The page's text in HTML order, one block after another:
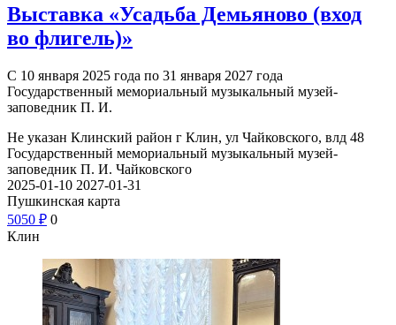
Выставка «Усадьба Демьяново (вход
во флигель)»
С 10 января 2025 года по 31 января 2027 года
Государственный мемориальный музыкальный музей-
заповедник П. И.
Не указан Клинский район г Клин, ул Чайковского, влд 48
Государственный мемориальный музыкальный музей-
заповедник П. И. Чайковского
2025-01-10 2027-01-31
Пушкинская карта
5050 ₽ 0
Клин